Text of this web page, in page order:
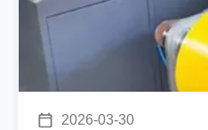
2026-03-30